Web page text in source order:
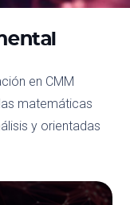
en CMM
matemáticas
y orientadas